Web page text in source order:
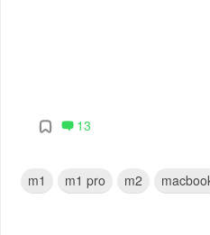
13
m1 m1 pro m2